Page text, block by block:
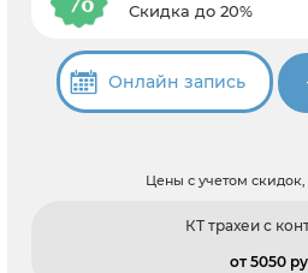
Скидка до 20%
Онлайн запись
Цены с учетом скидок,
КТ трахеи с
от 5050